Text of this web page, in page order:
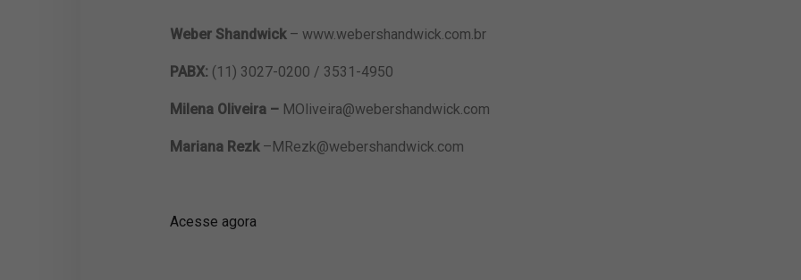
Weber Shandwick – www.webershandwick.com.br
PABX: (11) 3027-0200 / 3531-4950
Milena Oliveira – MOliveira@webershandwick.com
Mariana Rezk– MRezk@webershandwick.com
Acesse agora